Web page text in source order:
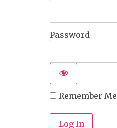
Password
Remember Me